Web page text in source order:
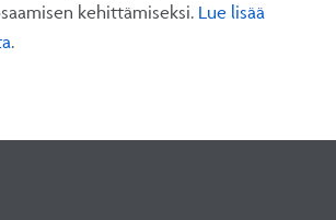
kehittämiseksi. Lue lisää
.